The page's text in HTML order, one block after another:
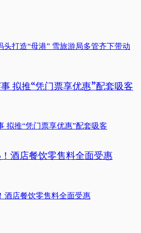
拟推“凭门票享优惠”配套吸客
酒店餐饮零售料全面受惠